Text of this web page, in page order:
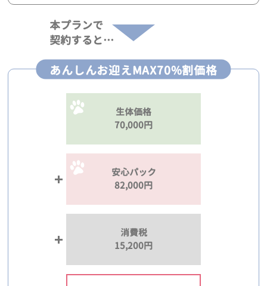
本プランで
契約すると…
あんしんお迎えMAX70%割価格
生体価格
70,000円
安心パック
82,000円
消費税
15,200円